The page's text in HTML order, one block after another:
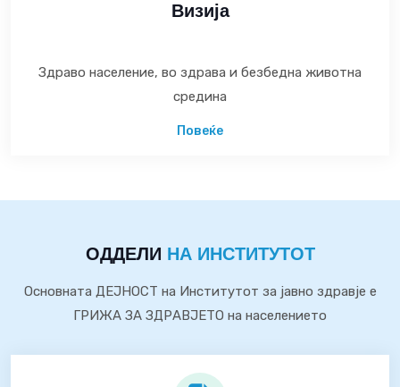
Визија
Здраво население, во здрава и безбедна животна
средина
Повеќе
ОДДЕЛИ НА ИНСТИТУТОТ
Основната ДЕЈНОСТ на Институтот за јавно здравје е
ГРИЖА ЗА ЗДРАВЈЕТО на населението